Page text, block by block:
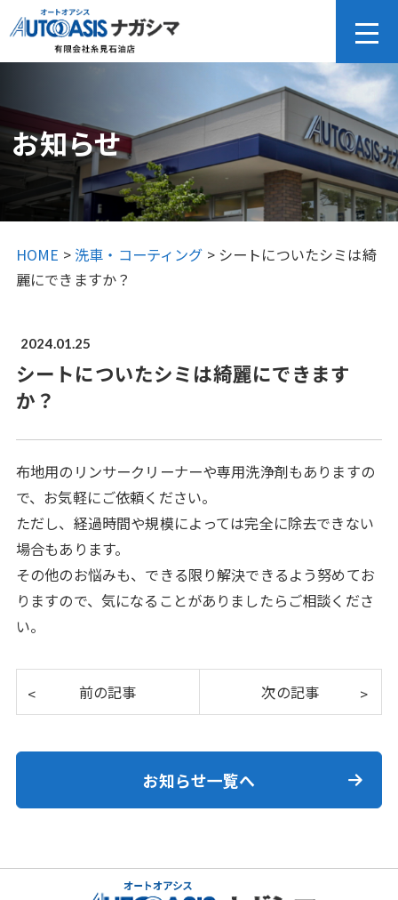
お知らせ
HOME > 洗車・コーティング > シートについたシミは綺
麗にできますか？
2024.01.25
シートについたシミは綺麗にできます
か？
布地用のリンサークリーナーや専用洗浄剤もありますの
で、お気軽にご依頼ください。
ただし、経過時間や規模によっては完全に除去できない
場合もあります。
その他のお悩みも、できる限り解決できるよう努めてお
りますので、気になることがありましたらご相談くださ
い。
お知らせ一覧へ